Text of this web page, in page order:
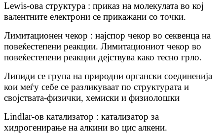
Lewis-ова структура : приказ на молекулата во кој
валентните електрони се прикажани со точки.
Лимитационен чекор : најспор чекор во секвенца на
повеќестепени реакции. Лимитациониот чекор во
повеќестепени реакции дејствува како тесно грло.
Липиди се група на природни органски соединенија
кои меѓу себе се разликуваат по структурата и
својствата-физички, хемиски и физиолошки
Lindlar-ов катализатор : катализатор за
хидрогенирање на алкини во цис алкени.